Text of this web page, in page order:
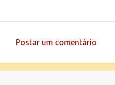
Postar um comentário